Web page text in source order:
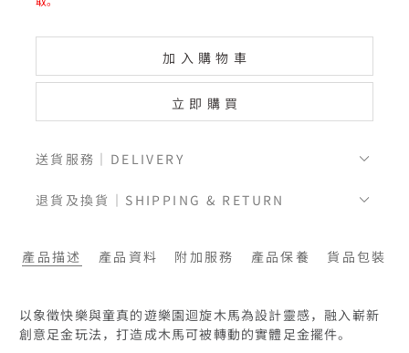
加入購物車
立即購買
送貨服務｜DELIVERY
退貨及換貨｜SHIPPING & RETURN
產品描述 產品資料 附加服務 產品保養 貨品包裝
以象徵快樂與童真的遊樂園迴旋木馬為設計靈感，融入嶄新
創意足金玩法，打造成木馬可被轉動的實體足金擺件。